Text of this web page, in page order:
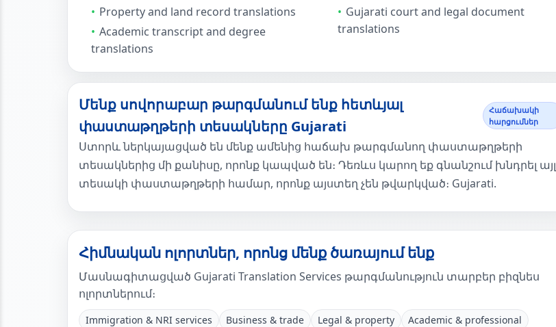
Property and land record translations
Academic transcript and degree
translations
Gujarati court and legal document
translations
Մենք սովորաբար թարգմանում ենք հետևյալ
փաստաթղթերի տեսակները Gujarati
Հաճախակի
հարցումներ
Ստորև ներկայացված են մենք ամենից հաճախ թարգմանող փաստաթղթերի
տեսակներից մի քանիսը, որոնք կապված են։ Դեռևս կարող եք գնանշում խնդրել այլ
տեսակի փաստաթղթերի համար, որոնք այստեղ չեն թվարկված։ Gujarati.
Հիմնական ոլորտներ, որոնց մենք ծառայում ենք
Մասնագիտացված Gujarati Translation Services թարգմանություն տարբեր բիզնես
ոլորտներում։
Immigration & NRI services Business & trade Legal & property
Academic & professional